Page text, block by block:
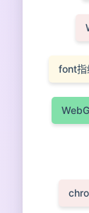
font指